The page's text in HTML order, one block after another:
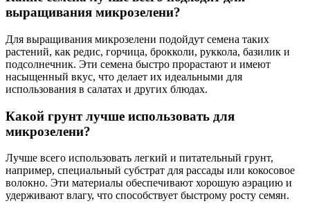
выращивания микрозелени?
Для выращивания микрозелени подойдут семена таких
растений, как редис, горчица, брокколи, руккола, базилик и
подсолнечник. Эти семена быстро прорастают и имеют
насыщенный вкус, что делает их идеальными для
использования в салатах и других блюдах.
Какой грунт лучше использовать для
микрозелени?
Лучше всего использовать легкий и питательный грунт,
например, специальный субстрат для рассады или кокосовое
волокно. Эти материалы обеспечивают хорошую аэрацию и
удерживают влагу, что способствует быстрому росту семян.